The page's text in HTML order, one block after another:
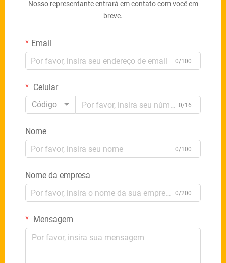
Nosso representante entrará em contato com você em
breve.
Email
0/100
Celular
Código
0/16
Nome
0/100
Nome da empresa
0/200
Mensagem